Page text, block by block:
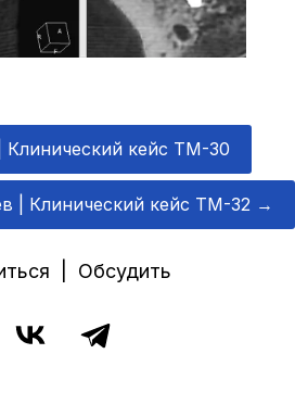
кейс TM-30
| Клинический кейс TM-32 →
| Обсудить